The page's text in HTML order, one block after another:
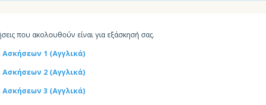
που ακολουθούν είναιγια εξάσκησή σας.
1 (Aγγλικά)
2 (Αγγλικά)
3 (Αγγλικά)